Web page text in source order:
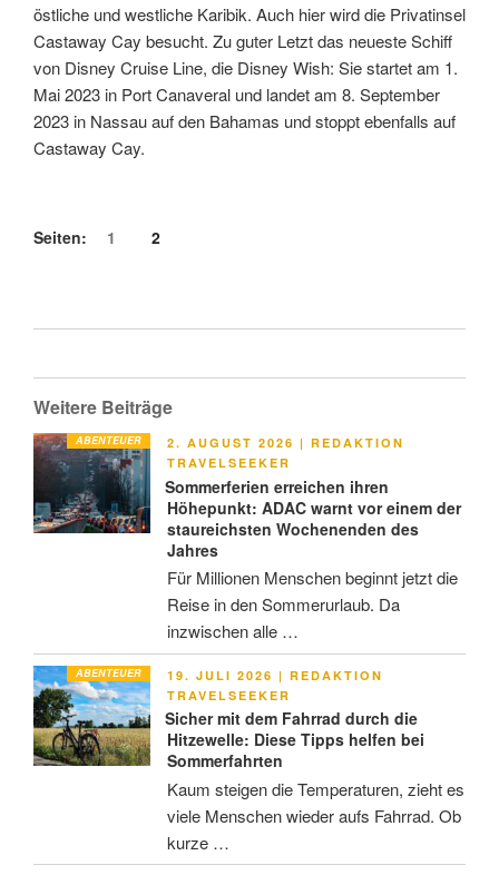
östliche und westliche Karibik. Auch hier wird die Privatinsel
Castaway Cay besucht. Zu guter Letzt das neueste Schiff
von Disney Cruise Line, die Disney Wish: Sie startet am 1.
Mai 2023 in Port Canaveral und landet am 8. September
2023 in Nassau auf den Bahamas und stoppt ebenfalls auf
Castaway Cay.
Seiten: 1 2
Weitere Beiträge
ABENTEUER
VERÖFFENTLICHT
AM
2. AUGUST 2026 | REDAKTION
TRAVELSEEKER
Sommerferien erreichen ihren
Höhepunkt: ADAC warnt vor einem der
staureichsten Wochenenden des
Jahres
Für Millionen Menschen beginnt jetzt die
Reise in den Sommerurlaub. Da
inzwischen alle …
ABENTEUER
VERÖFFENTLICHT
AM
19. JULI 2026 | REDAKTION
TRAVELSEEKER
Sicher mit dem Fahrrad durch die
Hitzewelle: Diese Tipps helfen bei
Sommerfahrten
Kaum steigen die Temperaturen, zieht es
viele Menschen wieder aufs Fahrrad. Ob
kurze …